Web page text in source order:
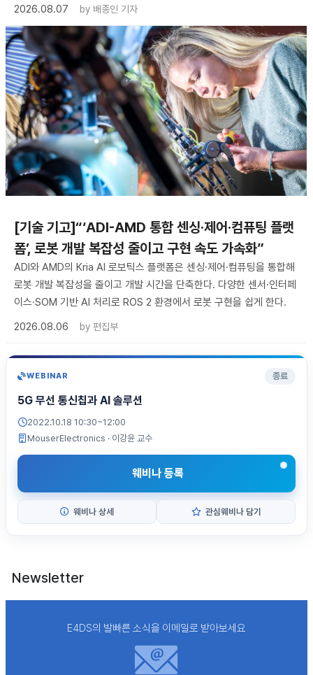
2026.08.07 by 배종인 기자
[기술 기고]“‘ADI-AMD 통합 센싱·제어·컴퓨팅 플랫
폼’, 로봇 개발 복잡성 줄이고 구현 속도 가속화”
ADI와 AMD의 Kria AI 로보틱스 플랫폼은 센싱·제어·컴퓨팅을 통합해
로봇 개발 복잡성을 줄이고 개발 시간을 단축한다. 다양한 센서·인터페
이스·SOM 기반 AI 처리로 ROS 2 환경에서 로봇 구현을 쉽게 한다.
2026.08.06
by 편집부
WEBINAR 종료
5G 무선 통신칩과 AI 솔루션
2022.10.18 10:30~12:00
MouserElectronics · 이강윤 교수
웨비나 등록
웨비나 상세 관심웨비나 담기
Newsletter
E4DS의 발빠른 소식을 이메일로 받아보세요